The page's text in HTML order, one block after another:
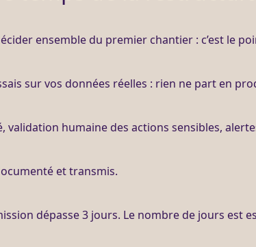
ensemble du premier chantier : c’est le
sur vos données réelles : rien ne part en
validation humaine des actions sensibles,
et transmis.
dépasse 3 jours. Le nombre de jours est